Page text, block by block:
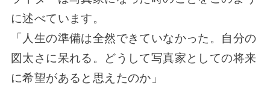
に述べています。
「人生の準備は全然できていなかった。自分の
図太さに呆れる。どうして写真家としての将来
に希望があると思えたのか」